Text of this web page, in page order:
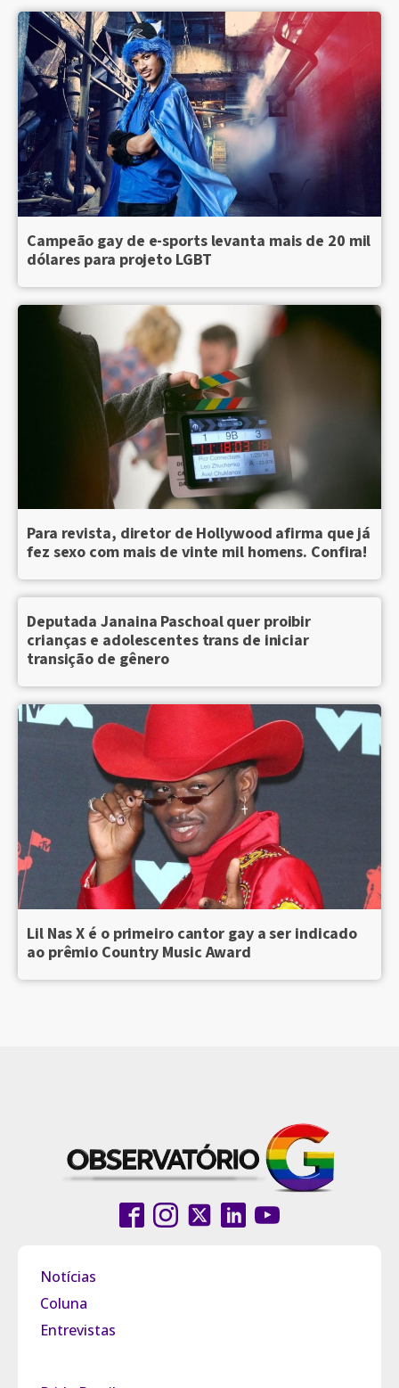
Campeão gay de e-sports levanta mais de 20 mil
dólares para projeto LGBT
Para revista, diretor de Hollywood afirma que já
fez sexo com mais de vinte mil homens. Confira!
Deputada Janaina Paschoal quer proibir
crianças e adolescentes trans de iniciar
transição de gênero
Lil Nas X é o primeiro cantor gay a ser indicado
ao prêmio Country Music Award
Notícias
Coluna
Entrevistas